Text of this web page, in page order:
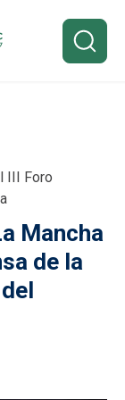
III Foro
Mancha
de la